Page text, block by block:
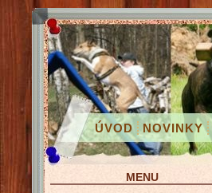
ÚVOD NOVINKY
MENU